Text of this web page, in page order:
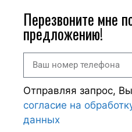
Перезвоните мне
предложению!
Отправляя запрос,
согласие на
данных